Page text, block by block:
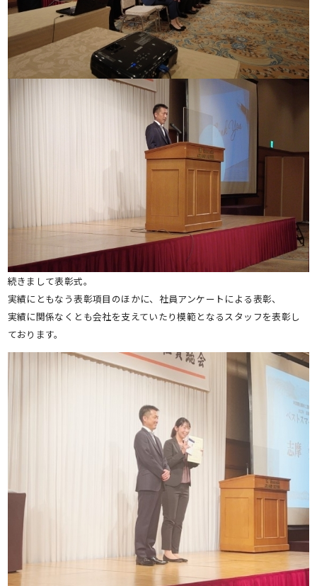
続きまして表彰式。
実績にともなう表彰項目のほかに、社員アンケートによる表彰、
実績に関係なくとも会社を支えていたり模範となるスタッフを表彰し
ております。